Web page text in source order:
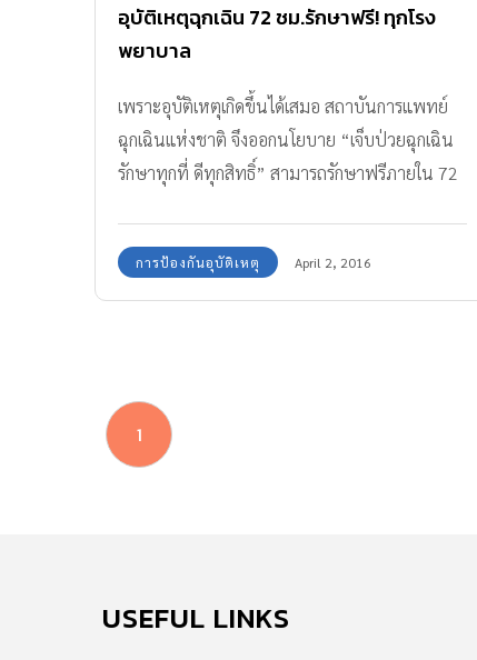
อุบัติเหตุฉุกเฉิน 72 ชม.รักษาฟรี! ทุกโรง
พยาบาล
เพราะอุบัติเหตุเกิดขึ้นได้เสมอ สถาบันการแพทย์
ฉุกเฉินแห่งชาติ จึงออกนโยบาย “เจ็บป่วยฉุกเฉิน
รักษาทุกที่ ดีทุกสิทธิ์” สามารถรักษาฟรีภายใน 72
การป้องกันอุบัติเหตุ April 2, 2016
1
USEFUL LINKS